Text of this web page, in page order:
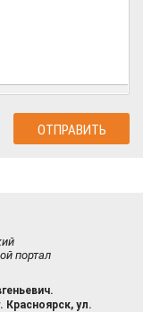
портал
Красноярск, ул.